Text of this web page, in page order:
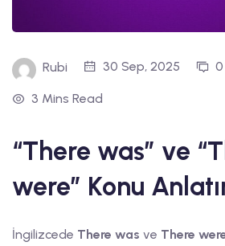
Rubi 30 Sep, 2025
3 Mins Read
“There was” ve
were” Konu
İngilizcede There was ve There